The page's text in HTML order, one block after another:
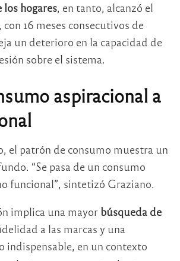
hogares, en tanto, alcanzó el
, con 16 meses consecutivos de
un deterioro en la capacidad de
sobre el sistema.
aspiracional a
el patrón de consumo muestra un
“Se pasa de un consumo
funcional”, sintetizó Graziano.
implica una mayor búsqueda de
a las marcas y una
indispensable, en un contexto